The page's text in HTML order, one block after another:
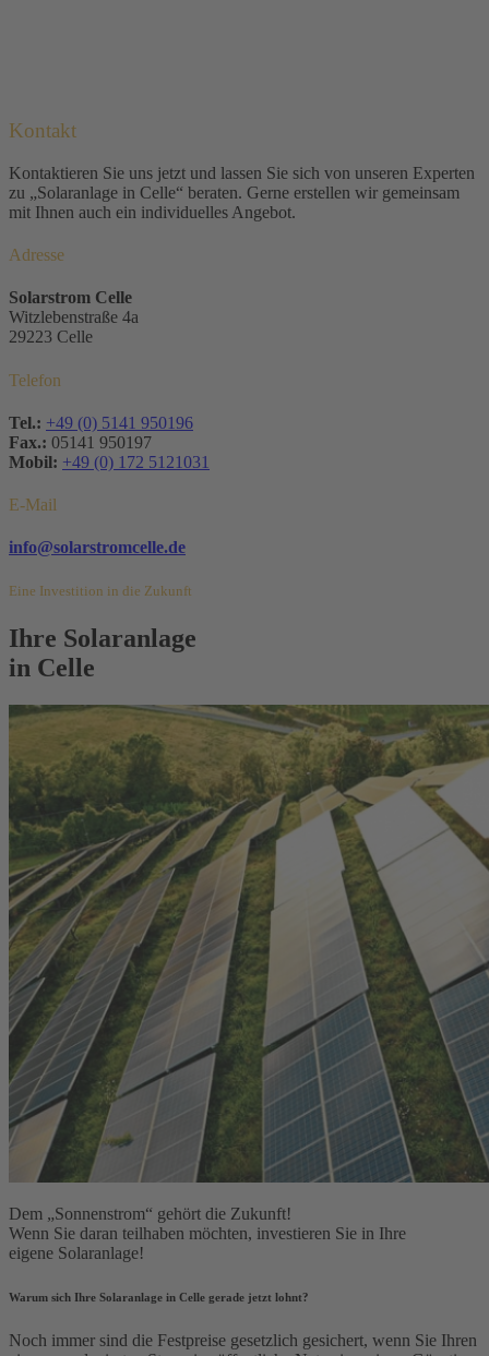
Kontakt
Kontaktieren Sie uns jetzt und lassen Sie sich von unseren Experten
zu „Solaranlage in Celle“ beraten. Gerne erstellen wir gemeinsam
mit Ihnen auch ein individuelles Angebot.
Adresse
Solarstrom Celle
Witzlebenstraße 4a
29223 Celle
Telefon
Tel.: +49 (0) 5141 950196
Fax.: 05141 950197
Mobil: +49 (0) 172 5121031
E-Mail
info@solarstromcelle.de
Eine Investition in die Zukunft
Ihre Solaranlage
in Celle
Dem „Sonnenstrom“ gehört die Zukunft!
Wenn Sie daran teilhaben möchten, investieren Sie in Ihre
eigene Solaranlage!
Warum sich Ihre Solaranlage in Celle gerade jetzt lohnt?
Noch immer sind die Festpreise gesetzlich gesichert, wenn Sie Ihren